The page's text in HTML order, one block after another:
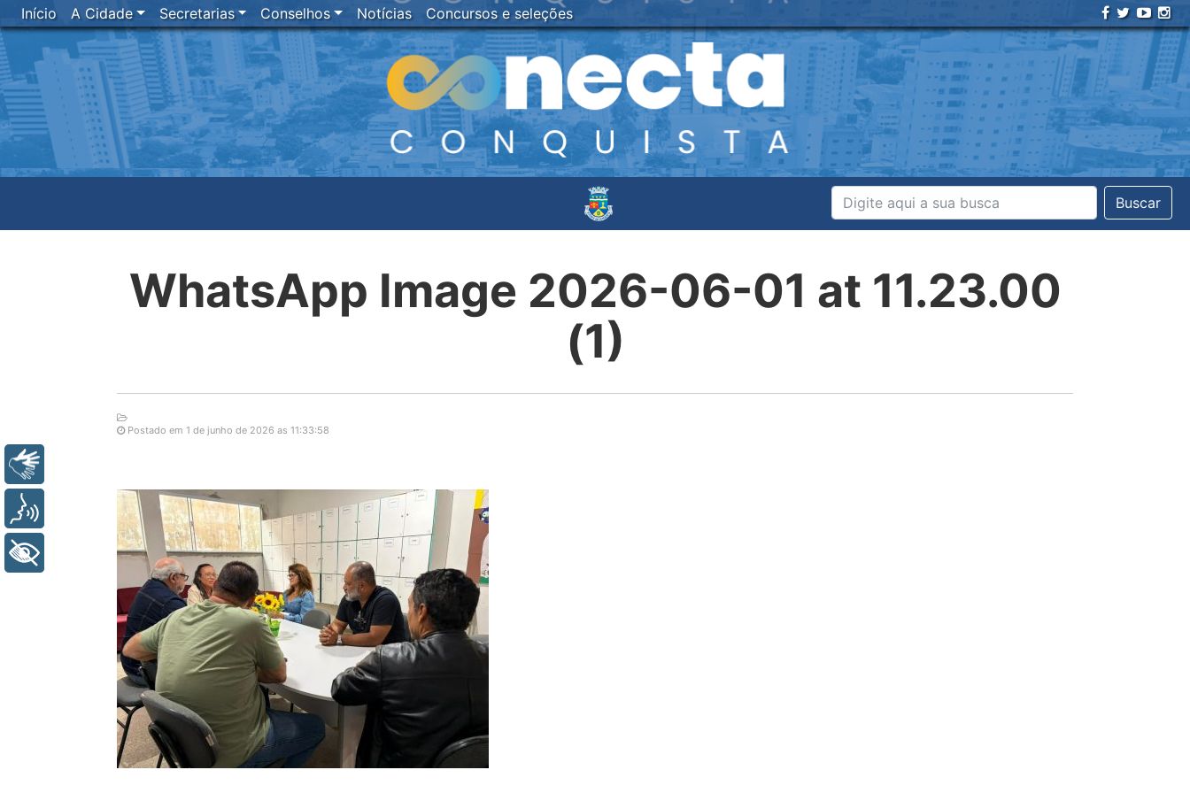
Início A Cidade Secretarias Conselhos Notícias Concursos e seleções
Buscar
WhatsApp Image 2026-06-01 at 11.23.00
(1)
Postado em 1 de junho de 2026 as 11:33:58
+ Acessibilidade